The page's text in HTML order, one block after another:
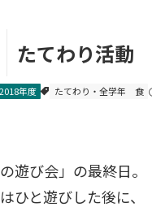
たてわり活動
2018年度 たてわり・全学年 食
の遊び会」の最終日。
ひと遊びした後に、